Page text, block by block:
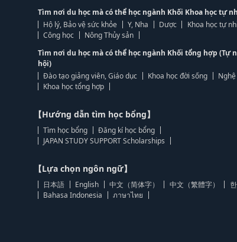
Tìm nơi du học mà có thể học ngành Khối Khoa học tự
Hộ lý, Bảo vệ sức khỏe
Y, Nha Dược
Khoa học tự
Công học
Nông Thủy sản
Tìm nơi du học mà có thể học ngành Khối tổng hợp (Tự
hội)
Đào tạo giảng viên, Giáo dục
Khoa học đời sống
Khoa học tổng hợp
【Hướng dẫn tìm học bổng】
Tìm học bổng
Đăng kí học bổng
JAPAN STUDY SUPPORT Scholarships
【Lựa chọn ngôn ngữ】
日本語 English 中文（简体字） 中文（繁體字）
Bahasa Indonesia
ภาษาไทย